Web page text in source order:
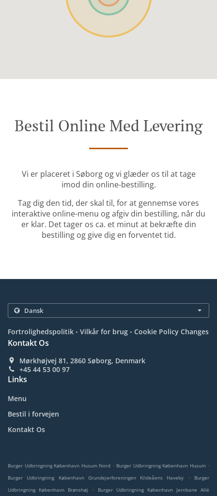
Bestil Online Med Levering
Vi er placeret i Søborg og vi glæder os til at tage
imod din online-bestilling.
Tag dig den tid, der skal til, for at gennemse vores
interaktive online-menu og afgiv din bestilling, når du
er klar. Det tager os ca. et minut at bekræfte din
bestilling og give dig en forventet tid.
Fortrolighedspolitik . Vilkår for brug . Cookie Policy Changes
Kontakt Os
Mørkhøjvej 81, 2860 Søborg, Denmark
+45 44 53 00 97
Links
Menu
Bestil i forvejen
Kontakt Os
Burger Udbringning København Husum Nord . Burger Udbringning København Husum .
Burger Udbringning København Grundejerforeningen Kildeåens Haveby
.
Burger
Udbringning København Brønshøj
.
Burger Udbringning København Jernbane Allé